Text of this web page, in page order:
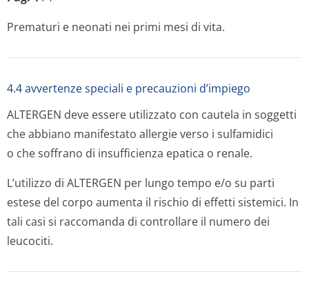
Prematuri e neonati nei primi mesi di vita.
4.4 avvertenze speciali e precauzioni d’impiego
ALTERGEN deve essere utilizzato con cautela in soggetti
che abbiano manifestato allergie verso i sulfamidici
o che soffrano di insufficienza epatica o renale.
L’utilizzo di ALTERGEN per lungo tempo e/o su parti
estese del corpo aumenta il rischio di effetti sistemici. In
tali casi si raccomanda di controllare il numero dei
leucociti.